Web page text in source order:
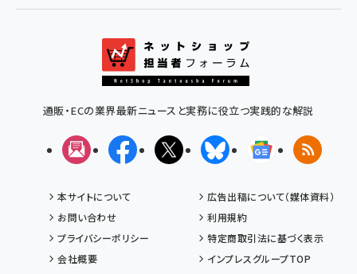
通販・ECの業界最新ニュースと実務に役立つ実践的な解説
メルマガFacebookX(エックス)BlueskyGoogleニュ
RSS
本サイトについて
広告出稿について（媒体資料）
お問い合わせ
利用規約
プライバシーポリシー
特定商取引法に基づく表示
会社概要
インプレスグループTOP